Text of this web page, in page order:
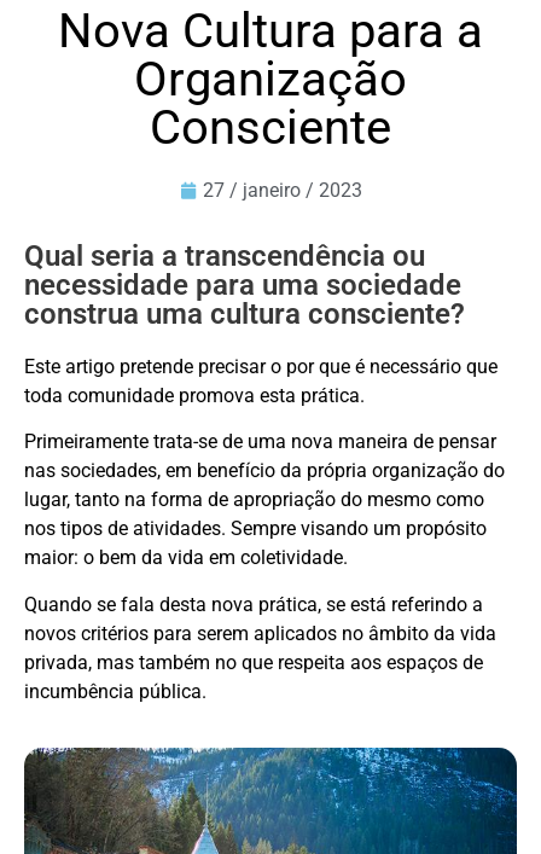
Nova Cultura para a
Organização
Consciente
27 / janeiro / 2023
Qual seria a transcendência ou
necessidade para uma sociedade
construa uma cultura consciente?
Este artigo pretende precisar o por que é necessário que
toda comunidade promova esta prática.
Primeiramente trata-se de uma nova maneira de pensar
nas sociedades, em benefício da própria organização do
lugar, tanto na forma de apropriação do mesmo como
nos tipos de atividades. Sempre visando um propósito
maior: o bem da vida em coletividade.
Quando se fala desta nova prática, se está referindo a
novos critérios para serem aplicados no âmbito da vida
privada, mas também no que respeita aos espaços de
incumbência pública.